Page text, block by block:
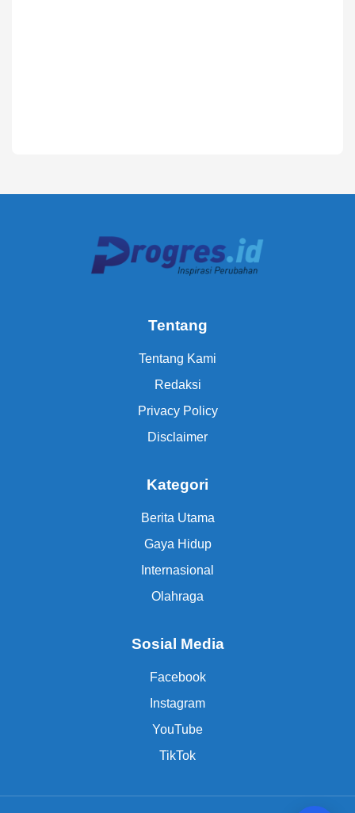
Tentang
Tentang Kami
Redaksi
Privacy Policy
Disclaimer
Kategori
Berita Utama
Gaya Hidup
Internasional
Olahraga
Sosial Media
Facebook
Instagram
YouTube
TikTok